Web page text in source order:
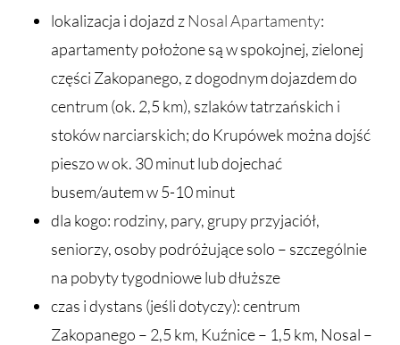
lokalizacja i dojazd z Nosal Apartamenty:
apartamenty położone są w spokojnej, zielonej
części Zakopanego, z dogodnym dojazdem do
centrum (ok. 2,5 km), szlaków tatrzańskich i
stoków narciarskich; do Krupówek można dojść
pieszo w ok. 30 minut lub dojechać
busem/autem w 5-10 minut
dla kogo: rodziny, pary, grupy przyjaciół,
seniorzy, osoby podróżujące solo – szczególnie
na pobyty tygodniowe lub dłuższe
czas i dystans (jeśli dotyczy): centrum
Zakopanego – 2,5 km, Kuźnice – 1,5 km, Nosal –